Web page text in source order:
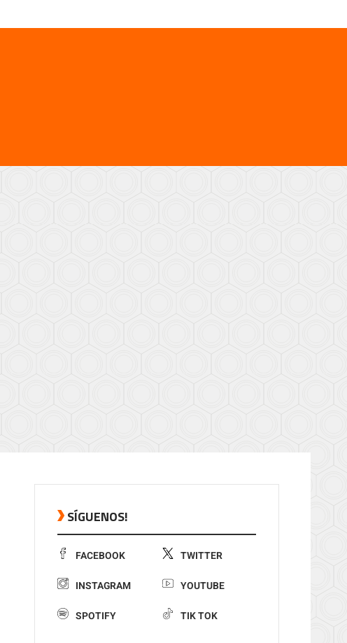
SÍGUENOS!
FACEBOOK TWITTER
INSTAGRAM YOUTUBE
SPOTIFY TIK TOK